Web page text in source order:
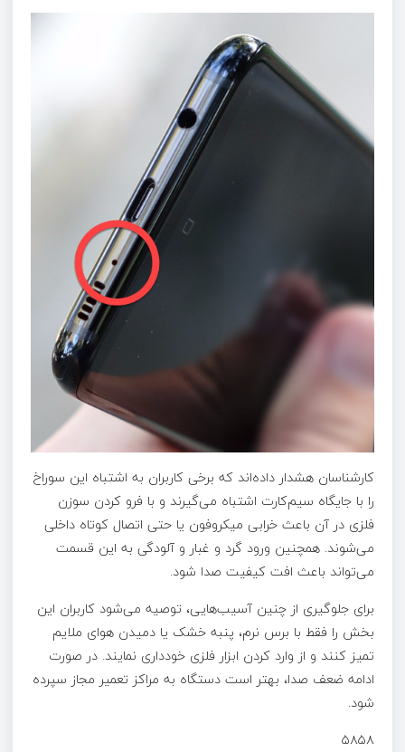
کارشناسان هشدار داده‌اند که برخی کاربران به اشتباه این سوراخ
را با جایگاه سیم‌کارت اشتباه می‌گیرند و با فرو کردن سوزن
فلزی در آن باعث خرابی میکروفون یا حتی اتصال کوتاه داخلی
می‌شوند. همچنین ورود گرد و غبار و آلودگی به این قسمت
می‌تواند باعث افت کیفیت صدا شود.
برای جلوگیری از چنین آسیب‌هایی، توصیه می‌شود کاربران این
بخش را فقط با برس نرم، پنبه خشک یا دمیدن هوای ملایم
تمیز کنند و از وارد کردن ابزار فلزی خودداری نمایند. در صورت
ادامه ضعف صدا، بهتر است دستگاه به مراکز تعمیر مجاز سپرده
شود.
۵۸۵۸